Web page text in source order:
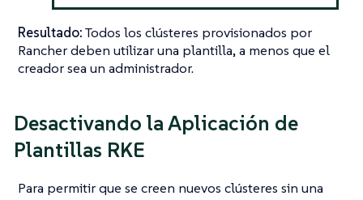
Resultado:Todos los clústeres provisionados por
Rancher deben utilizar una plantilla, a menos que el
creador sea un administrador.
Desactivando la Aplicación de
Plantillas RKE
Para permitir que se creen nuevos clústeres sin una